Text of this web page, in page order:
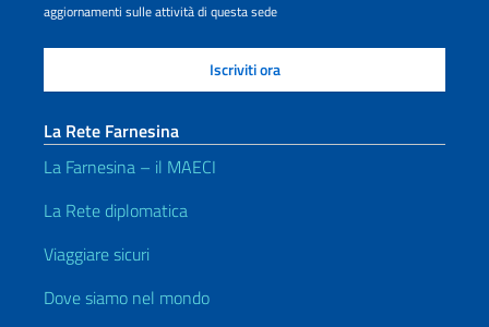
aggiornamenti sulle attività di questa sede
La Rete Farnesina
La Farnesina – il MAECI
La Rete diplomatica
Viaggiare sicuri
Dove siamo nel mondo